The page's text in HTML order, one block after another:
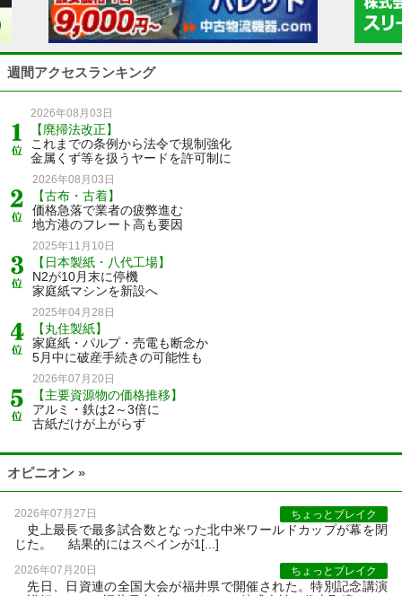
週間アクセスランキング
2026年08月03日
【廃掃法改正】
これまでの条例から法令で規制強化
金属くず等を扱うヤードを許可制に
2026年08月03日
【古布・古着】
価格急落で業者の疲弊進む
地方港のフレート高も要因
2025年11月10日
【日本製紙・八代工場】
N2が10月末に停機
家庭紙マシンを新設へ
2025年04月28日
【丸住製紙】
家庭紙・パルプ・売電も断念か
5月中に破産手続きの可能性も
2026年07月20日
【主要資源物の価格推移】
アルミ・鉄は2～3倍に
古紙だけが上がらず
オピニオン »
2026年07月27日 ちょっとブレイク
史上最長で最多試合数となった北中米ワールドカップが幕を閉
じた。 結果的にはスペインが1[...]
2026年07月20日 ちょっとブレイク
先日、日資連の全国大会が福井県で開催された。特別記念講演